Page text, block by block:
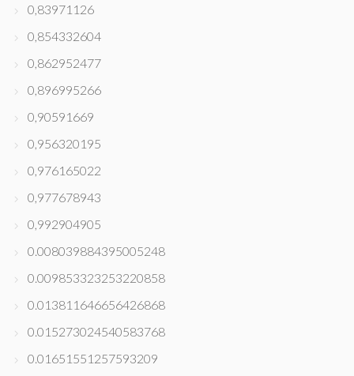
0,83971126
0,854332604
0,862952477
0,896995266
0,90591669
0,956320195
0,976165022
0,977678943
0,992904905
0.008039884395005248
0.009853323253220858
0.013811646656426868
0.015273024540583768
0.01651551257593209